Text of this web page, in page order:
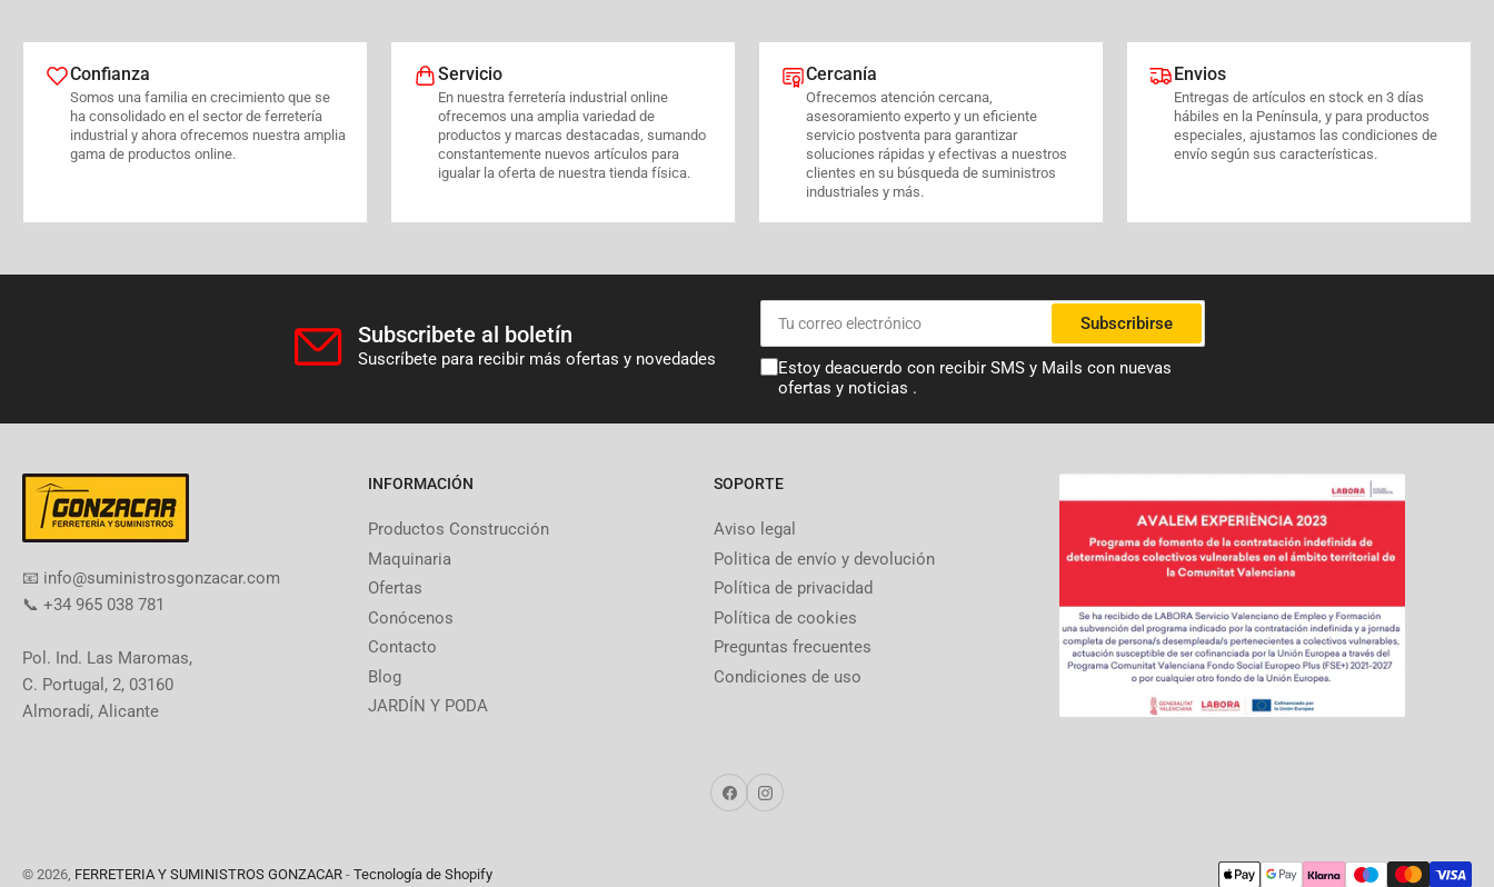
Confianza
Somos una familia en crecimiento que se
ha consolidado en el sector de ferretería
industrial y ahora ofrecemos nuestra amplia
gama de productos online.
Servicio
En nuestra ferretería industrial online
ofrecemos una amplia variedad de
productos y marcas destacadas, sumando
constantemente nuevos artículos para
igualar la oferta de nuestra tienda física.
Cercanía
Ofrecemos atención cercana,
asesoramiento experto y un eficiente
servicio postventa para garantizar
soluciones rápidas y efectivas a nuestros
clientes en su búsqueda de suministros
industriales y más.
Envios
Entregas de artículos en stock en 3 días
hábiles en la Península, y para productos
especiales, ajustamos las condiciones de
envío según sus características.
Subscribete al boletín
Suscríbete para recibir más ofertas y novedades
Tu
correo
electrónico
Subscribirse
Estoy deacuerdo con recibir SMS y Mails con nuevas
ofertas y noticias .
​📧​ info@suministrosgonzacar.com
📞 +34 965 038 781
Pol. Ind. Las Maromas,
C. Portugal, 2, 03160
Almoradí, Alicante
INFORMACIÓN
Productos Construcción
Maquinaria
Ofertas
Conócenos
Contacto
Blog
JARDÍN Y PODA
SOPORTE
Aviso legal
Politica de envío y devolución
Política de privacidad
Política de cookies
Preguntas frecuentes
Condiciones de uso
FacebookInstagram
© 2026, FERRETERIA Y SUMINISTROS GONZACAR - Tecnología de Shopify